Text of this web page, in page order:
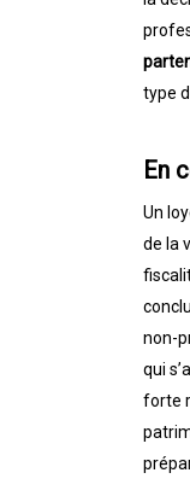
type
En
Un
de la
non-
qui
forte